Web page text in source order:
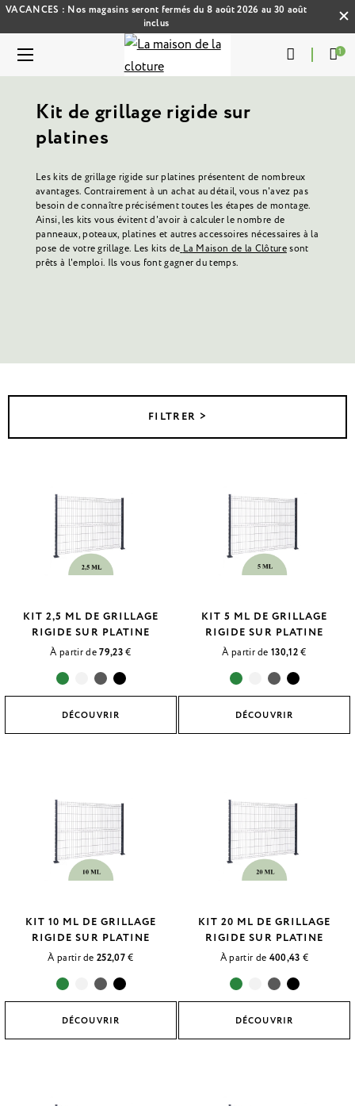
VACANCES : Nos magasins seront fermés du 8 août 2026 au 30 août
inclus
1
Kit de grillage rigide sur
platines
Leskits de grillage rigide sur platines présentent de nombreux
avantages. Contrairement à un achat au détail, vous n'avez pas
besoin de connaître précisément toutes les étapes de montage.
Ainsi, les kits vous évitent d'avoir à calculer le nombre de
panneaux, poteaux, platines et autres accessoires nécessaires à la
pose de votre grillage. Les kits de La Maison de la Clôturesont
prêts à l'emploi. Ils vous font gagner du temps.
FILTRER >
KIT 2,5 ML DE GRILLAGE
RIGIDE SUR PLATINE
À partir de79,23€
DÉCOUVRIR
KIT 5 ML DE GRILLAGE
RIGIDE SUR PLATINE
À partir de130,12€
DÉCOUVRIR
KIT 10 ML DE GRILLAGE
RIGIDE SUR PLATINE
À partir de252,07€
DÉCOUVRIR
KIT 20 ML DE GRILLAGE
RIGIDE SUR PLATINE
À partir de 400,43 €
DÉCOUVRIR